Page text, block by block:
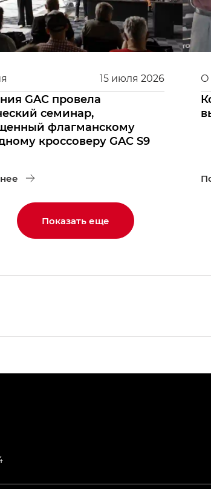
15 июля 2026
GAC провела
семинар,
флагманскому
кроссоверу GAC S9
О
Показать еще
Экс ПРЕМИУМ — EX PREMIUM